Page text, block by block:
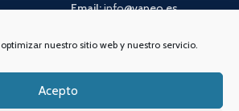
nuestro sitio web y nuestro servicio.
Acepto
Email:info@vapeo.es